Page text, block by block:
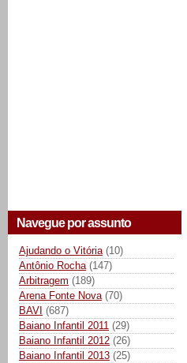
Navegue por assunto
Ajudando o Vitória (10)
Antônio Rocha (147)
Arbitragem (189)
Arena Fonte Nova (70)
BAVI (687)
Baiano Infantil 2011 (29)
Baiano Infantil 2012 (26)
Baiano Infantil 2013 (25)